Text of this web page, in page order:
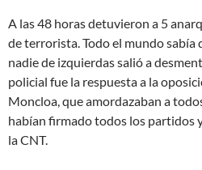
A las 48 horas detuvieron a 5
de terrorista. Todo el mundo sabía
nadie de izquierdas salió a
policial fue la respuesta a la
Moncloa, que amordazaban a
habían firmado todos los partidos
la CNT.